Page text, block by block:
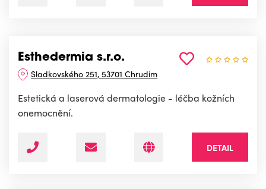
Esthedermia s.r.o.
Sladkovského 251, 53701 Chrudim
Estetická a laserová dermatologie - léčba kožních
onemocnění.
DETAIL